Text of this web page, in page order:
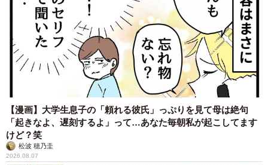
【漫画】大学生息子の「頼れる彼氏」っぷりを見て母は絶句
「起きなよ、遅刻するよ」って…あなた毎朝私が起こしてます
けど？笑
松波 穂乃圭
2026.08.07